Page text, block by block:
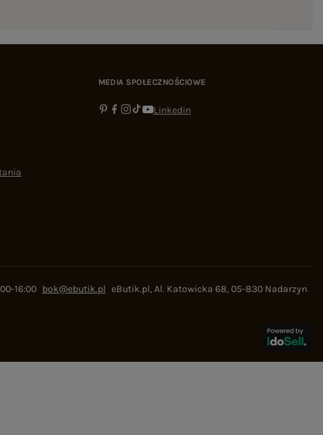
MEDIA SPOŁECZNOŚCIOWE
Linkedin
16:00 bok@ebutik.pl eButik.pl,Al. Katowicka 68,05-830 Nadarzyn